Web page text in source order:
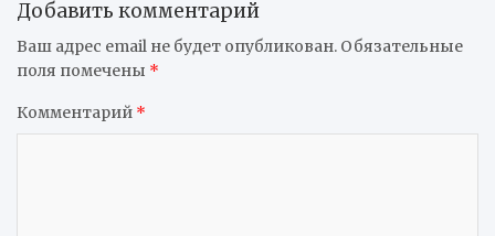
Добавить комментарий
Ваш адрес email не будет опубликован. Обязательные
поля помечены *
Комментарий *